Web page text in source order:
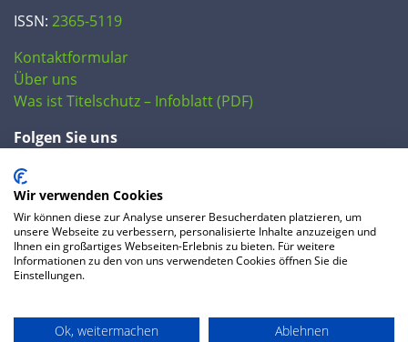
ISSN: 2365-5119
Kontaktformular
Über uns
Was ist Titelschutz – Infoblatt (PDF)
Folgen Sie uns
FAQ
Datenschutzerklärung AGB Preise
Wir verwenden Cookies
Wir können diese zur Analyse unserer Besucherdaten platzieren, um
unsere Webseite zu verbessern, personalisierte Inhalte anzuzeigen und
Ihnen ein großartiges Webseiten-Erlebnis zu bieten. Für weitere
Informationen zu den von uns verwendeten Cookies öffnen Sie die
Einstellungen.
Ok, weitermachen Ablehnen